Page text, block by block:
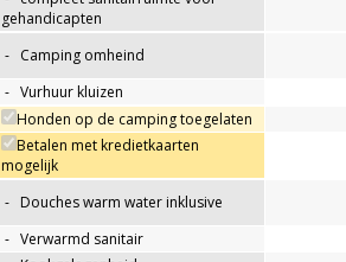
gehandicapten
- Camping omheind
- Vurhuur kluizen
Honden op de camping toegelaten
Betalen met kredietkaarten
mogelijk
- Douches warm water inklusive
- Verwarmd sanitair